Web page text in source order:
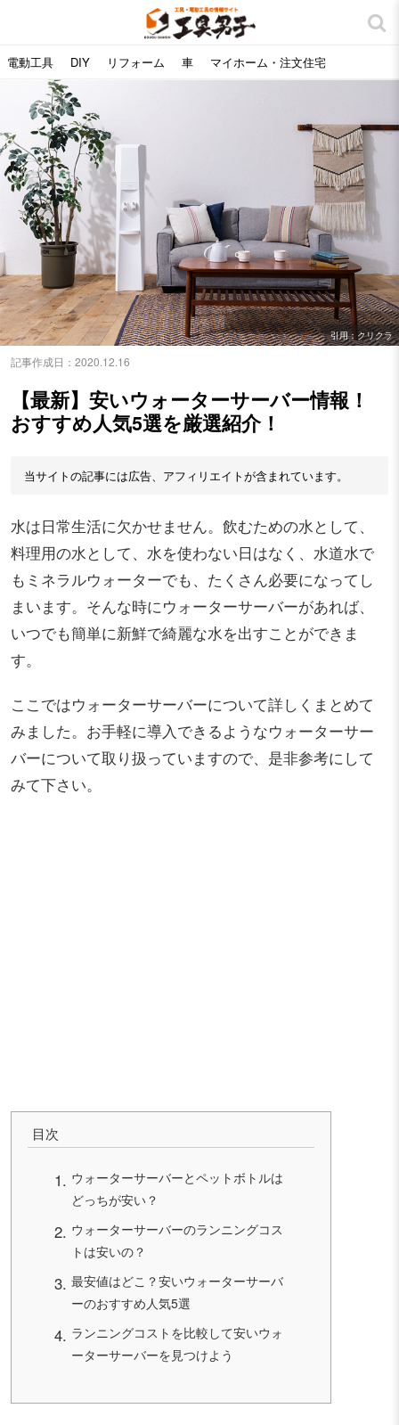
電動工具 DIY リフォーム 車 マイホーム・注文住宅
引用：クリクラ
記事作成日： 2020.12.16
【最新】安いウォーターサーバー情報！
おすすめ人気5選を厳選紹介！
当サイトの記事には広告、アフィリエイトが含まれています。
水は日常生活に欠かせません。飲むための水として、
料理用の水として、水を使わない日はなく、水道水で
もミネラルウォーターでも、たくさん必要になってし
まいます。そんな時にウォーターサーバーがあれば、
いつでも簡単に新鮮で綺麗な水を出すことができま
す。
ここではウォーターサーバーについて詳しくまとめて
みました。お手軽に導入できるようなウォーターサー
バーについて取り扱っていますので、是非参考にして
みて下さい。
目次
ウォーターサーバーとペットボトルは
どっちが安い？
ウォーターサーバーのランニングコス
トは安いの？
最安値はどこ？安いウォーターサーバ
ーのおすすめ人気5選
ランニングコストを比較して安いウォ
ーターサーバーを見つけよう